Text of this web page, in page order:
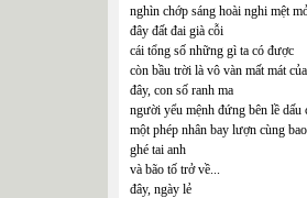
nghìn chớp sáng hoài nghi mệt
đây đất đai già cỗi
cái tổng số những gì ta có được
còn bầu trời là vô vàn mất mát
đây, con số ranh ma
người yểu mệnh đứng bên lề dấu
một phép nhân bay lượn cùng
ghé tai anh
và bão tố trở về...
đây, ngày lẻ